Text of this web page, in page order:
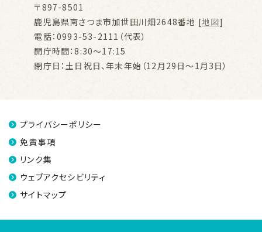
〒897-8501
鹿児島県南さつま市加世田川畑2648番地 [地図]
電話：0993-53-2111（代表）
開庁時間：8:30～17:15
閉庁日：土日祝日、年末年始（12月29日～1月3日）
プライバシーポリシー
免責事項
リンク集
ウェブアクセシビリティ
サイトマップ